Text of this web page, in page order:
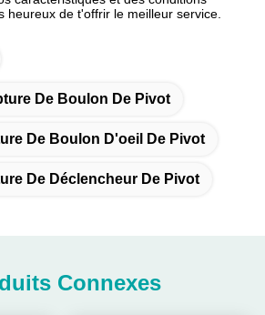
heureux de t'offrir le meilleur service.
De Boulon De Pivot
De Boulon D'oeil De Pivot
De Déclencheur De Pivot
Connexes